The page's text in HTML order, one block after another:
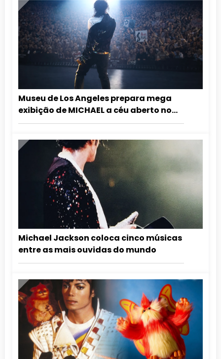
Museu de Los Angeles prepara mega
exibição de MICHAEL a céu aberto no
aniversário do Rei do Pop
Michael Jackson coloca cinco músicas
entre as mais ouvidas do mundo